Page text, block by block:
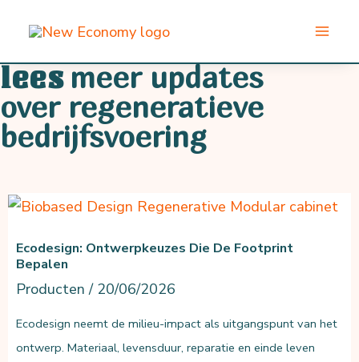
de
inhoud
leesmeer updates
over regeneratieve
bedrijfsvoering
Ecodesign: Ontwerpkeuzes Die De Footprint
Bepalen
Producten / 20/06/2026
Ecodesign neemt de milieu-impact als uitgangspunt van het
ontwerp. Materiaal, levensduur, reparatie en einde leven